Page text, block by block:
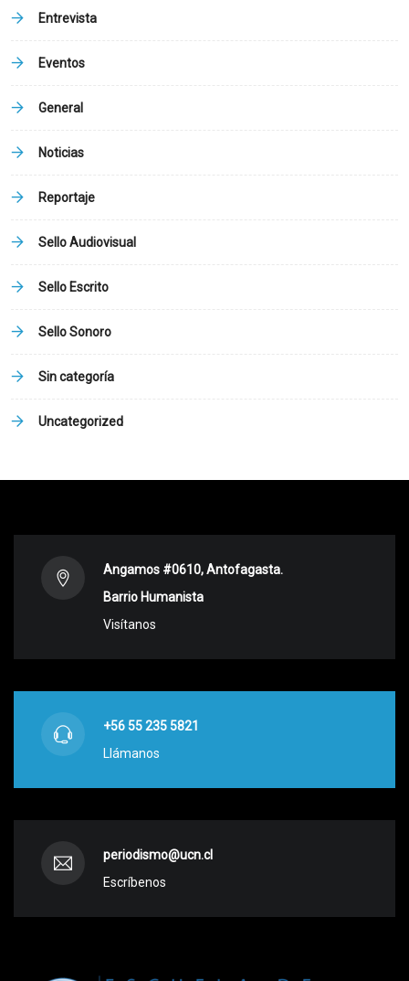
Entrevista
Eventos
General
Noticias
Reportaje
Sello Audiovisual
Sello Escrito
Sello Sonoro
Sin categoría
Uncategorized
Angamos #0610, Antofagasta.
Barrio Humanista
Visítanos
+56 55 235 5821
Llámanos
periodismo@ucn.cl
Escríbenos